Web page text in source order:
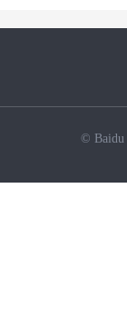
© Baidu